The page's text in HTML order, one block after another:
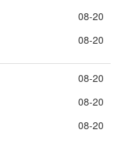
08-20
08-20
08-20
08-20
08-20